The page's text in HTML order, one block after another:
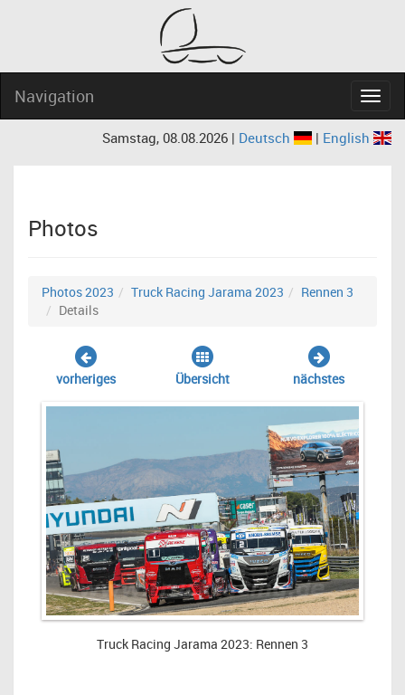
Navigation
Samstag, 08.08.2026 | Deutsch | English
Photos
Photos 2023 Truck Racing Jarama 2023
Rennen 3
Details
vorheriges Übersicht nächstes
Truck Racing Jarama 2023: Rennen 3